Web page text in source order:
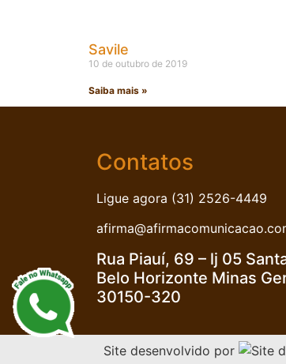
Savile
10 de outubro de 2019
Saiba mais »
Contatos
Ligue agora (31) 2526-4449
Rua Piauí, 69 – lj 05
Belo Horizonte Minas
30150-320
Site desenvolvido por